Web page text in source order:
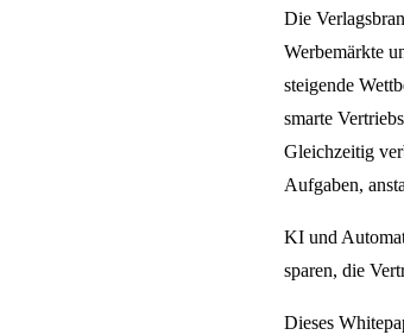
Die
Werbemärkte
steigende
smarte
Gleichzeitig
Aufgaben,
KI und
sparen, die
Dieses